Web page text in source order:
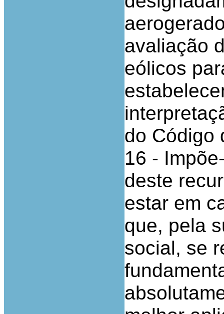
avaliação
eólicos
do Código
16 -
deste
estar em
que, pela
social, se